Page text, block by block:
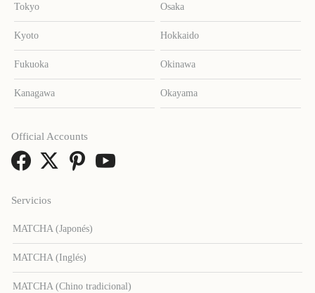
Tokyo Osaka
Kyoto Hokkaido
Fukuoka Okinawa
Kanagawa Okayama
Servicios
MATCHA (Japonés)
MATCHA (Inglés)
MATCHA (Chino tradicional)
Official Accounts